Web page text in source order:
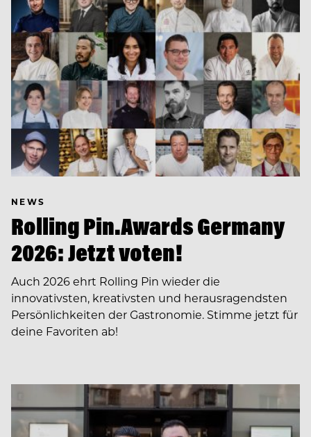
NEWS
Rolling Pin.Awards Germany
2026: Jetzt voten!
Auch 2026 ehrt Rolling Pin wieder die
innovativsten, kreativsten und herausragendsten
Persönlichkeiten der Gastronomie. Stimme jetzt für
deine Favoriten ab!